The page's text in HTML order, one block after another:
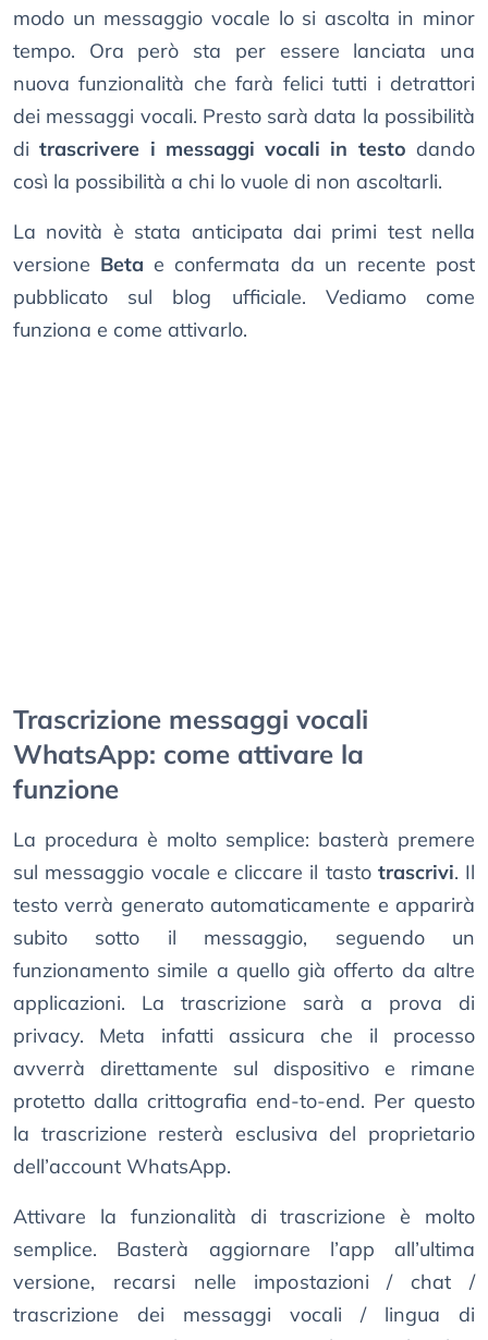
modo un messaggio vocale lo si ascolta in minor
tempo. Ora però sta per essere lanciata una
nuova funzionalità che farà felici tutti i detrattori
dei messaggi vocali. Presto sarà data la possibilità
ditrascrivere i messaggi vocali in testodando
così la possibilità a chi lo vuole di non ascoltarli.
La novità è stata anticipata dai primi test nella
versione Beta e confermata da un recente post
pubblicato sul blog ufficiale. Vediamo come
funziona e come attivarlo.
Trascrizione messaggi vocali
WhatsApp: come attivare la
funzione
La procedura è molto semplice: basterà premere
sul messaggio vocale e cliccare il tasto trascrivi. Il
testo verrà generato automaticamente e apparirà
subito sotto il messaggio, seguendo un
funzionamento simile a quello già offerto da altre
applicazioni. La trascrizione sarà a prova di
privacy. Meta infatti assicura che il processo
avverrà direttamente sul dispositivo e rimane
protetto dalla crittografia end-to-end. Per questo
la trascrizione resterà esclusiva del proprietario
dell’account WhatsApp.
Attivare la funzionalità di trascrizione è molto
semplice. Basterà aggiornare l’app all’ultima
versione, recarsi nelle impostazioni / chat /
trascrizione dei messaggi vocali / lingua di